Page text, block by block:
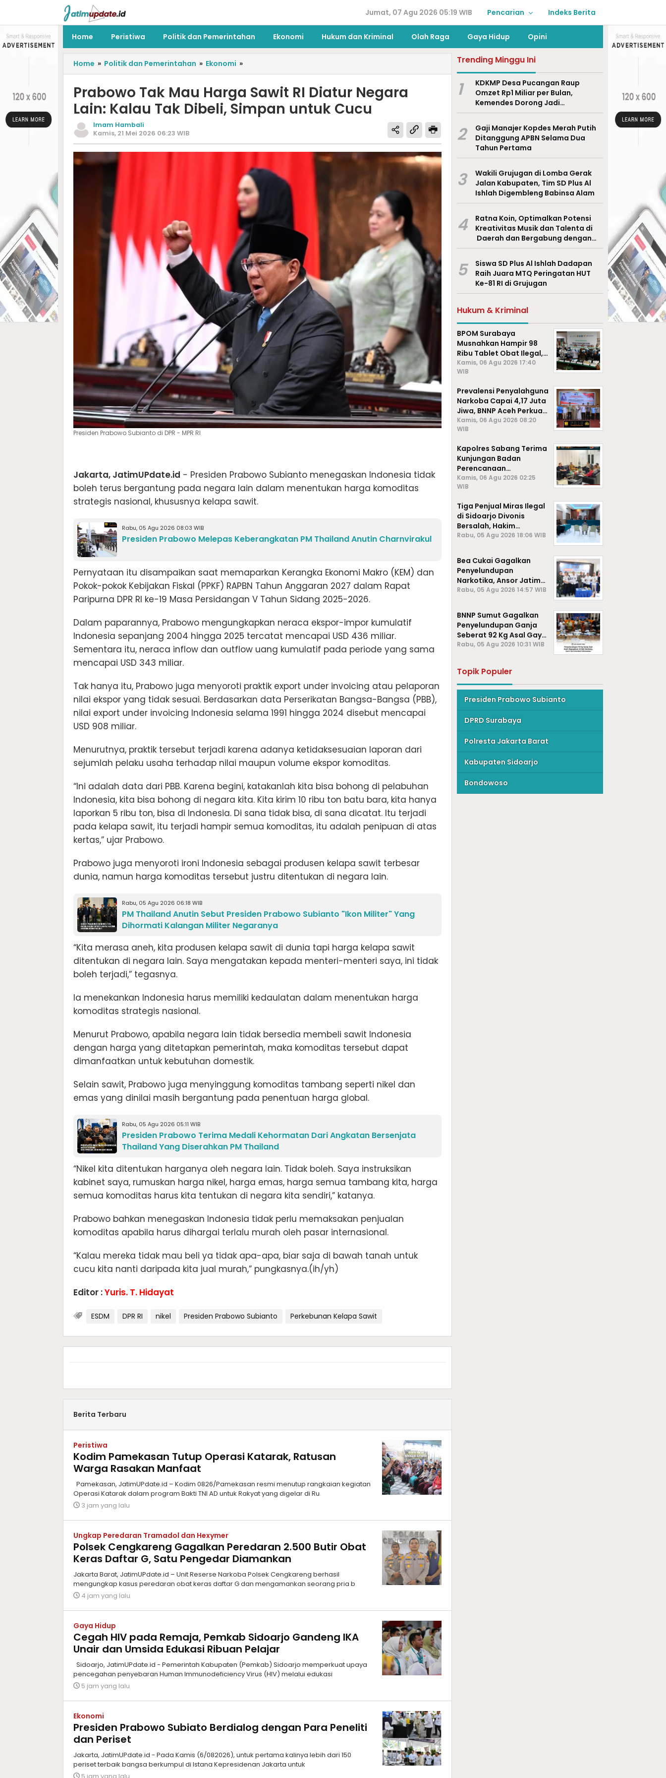
Jumat, 07 Agu 2026 05:19 WIB Pencarian Indeks Berita
Home Peristiwa Politik dan Pemerintahan Ekonomi Hukum dan Kriminal Olah Raga Gaya Hidup Opini
Home » Politik dan Pemerintahan » Ekonomi »
Prabowo Tak Mau Harga Sawit RI Diatur Negara
Lain: Kalau Tak Dibeli, Simpan untuk Cucu
Imam Hambali
Kamis, 21 Mei 2026 06:23 WIB
Presiden Prabowo Subianto di DPR - MPR RI
Jakarta, JatimUPdate.id - Presiden Prabowo Subianto menegaskan Indonesia tidak
boleh terus bergantung pada negara lain dalam menentukan harga komoditas
strategis nasional, khususnya kelapa sawit.
Rabu, 05 Agu 2026 08:03 WIB
Presiden Prabowo Melepas Keberangkatan PM Thailand Anutin Charnvirakul
Pernyataan itu disampaikan saat memaparkan Kerangka Ekonomi Makro (KEM) dan
Pokok-pokok Kebijakan Fiskal (PPKF) RAPBN Tahun Anggaran 2027 dalam Rapat
Paripurna DPR RI ke-19 Masa Persidangan V Tahun Sidang 2025-2026.
Dalam paparannya, Prabowo mengungkapkan neraca ekspor-impor kumulatif
Indonesia sepanjang 2004 hingga 2025 tercatat mencapai USD 436 miliar.
Sementara itu, neraca inflow dan outflow uang kumulatif pada periode yang sama
mencapai USD 343 miliar.
Tak hanya itu, Prabowo juga menyoroti praktik export under invoicing atau pelaporan
nilai ekspor yang tidak sesuai. Berdasarkan data Perserikatan Bangsa-Bangsa (PBB),
nilai export under invoicing Indonesia selama 1991 hingga 2024 disebut mencapai
USD 908 miliar.
Menurutnya, praktik tersebut terjadi karena adanya ketidaksesuaian laporan dari
sejumlah pelaku usaha terhadap nilai maupun volume ekspor komoditas.
“Ini adalah data dari PBB. Karena begini, katakanlah kita bisa bohong di pelabuhan
Indonesia, kita bisa bohong di negara kita. Kita kirim 10 ribu ton batu bara, kita hanya
laporkan 5 ribu ton, bisa di Indonesia. Di sana tidak bisa, di sana dicatat. Itu terjadi
pada kelapa sawit, itu terjadi hampir semua komoditas, itu adalah penipuan di atas
kertas,” ujar Prabowo.
Prabowo juga menyoroti ironi Indonesia sebagai produsen kelapa sawit terbesar
dunia, namun harga komoditas tersebut justru ditentukan di negara lain.
Rabu, 05 Agu 2026 06:18 WIB
PM Thailand Anutin Sebut Presiden Prabowo Subianto "Ikon Militer" Yang
Dihormati Kalangan Militer Negaranya
“Kita merasa aneh, kita produsen kelapa sawit di dunia tapi harga kelapa sawit
ditentukan di negara lain. Saya mengatakan kepada menteri-menteri saya, ini tidak
boleh terjadi,” tegasnya.
Ia menekankan Indonesia harus memiliki kedaulatan dalam menentukan harga
komoditas strategis nasional.
Menurut Prabowo, apabila negara lain tidak bersedia membeli sawit Indonesia
dengan harga yang ditetapkan pemerintah, maka komoditas tersebut dapat
dimanfaatkan untuk kebutuhan domestik.
Selain sawit, Prabowo juga menyinggung komoditas tambang seperti nikel dan
emas yang dinilai masih bergantung pada penentuan harga global.
Rabu, 05 Agu 2026 05:11 WIB
Presiden Prabowo Terima Medali Kehormatan Dari Angkatan Bersenjata
Thailand Yang Diserahkan PM Thailand
“Nikel kita ditentukan harganya oleh negara lain. Tidak boleh. Saya instruksikan
kabinet saya, rumuskan harga nikel, harga emas, harga semua tambang kita, harga
semua komoditas harus kita tentukan di negara kita sendiri,” katanya.
Prabowo bahkan menegaskan Indonesia tidak perlu memaksakan penjualan
komoditas apabila harus dihargai terlalu murah oleh pasar internasional.
“Kalau mereka tidak mau beli ya tidak apa-apa, biar saja di bawah tanah untuk
cucu kita nanti daripada kita jual murah,” pungkasnya.(ih/yh)
Editor :Yuris. T. Hidayat
ESDM DPR RI nikel Presiden Prabowo Subianto Perkebunan Kelapa Sawit
Berita Terbaru
Peristiwa
Kodim Pamekasan Tutup Operasi Katarak, Ratusan
Warga Rasakan Manfaat
Pamekasan, JatimUPdate.id – Kodim 0826/Pamekasan resmi menutup rangkaian kegiatan
Operasi Katarak dalam program Bakti TNI AD untuk Rakyat yang digelar di Ru
3 jam yang lalu
Ungkap Peredaran Tramadol dan Hexymer
Polsek Cengkareng Gagalkan Peredaran 2.500 Butir Obat
Keras Daftar G, Satu Pengedar Diamankan
Jakarta Barat, JatimUPdate.id – Unit Reserse Narkoba Polsek Cengkareng berhasil
mengungkap kasus peredaran obat keras daftar G dan mengamankan seorang pria b
4 jam yang lalu
Gaya Hidup
Cegah HIV pada Remaja, Pemkab Sidoarjo Gandeng IKA
Unair dan Umsida Edukasi Ribuan Pelajar
Sidoarjo, JatimUPdate.id - Pemerintah Kabupaten (Pemkab) Sidoarjo memperkuat upaya
pencegahan penyebaran Human Immunodeficiency Virus (HIV) melalui edukasi
5 jam yang lalu
Ekonomi
Presiden Prabowo Subiato Berdialog dengan Para Peneliti
dan Periset
Jakarta, JatimUPdate.id - Pada Kamis (6/082026), untuk pertama kalinya lebih dari 150
periset terbaik bangsa berkumpul di Istana Kepresidenan Jakarta untuk
Trending Minggu Ini
1
KDKMP Desa Pucangan Raup
Omzet Rp1 Miliar per Bulan,
Kemendes Dorong Jadi
Percontohan Nasional
2
Gaji Manajer Kopdes Merah Putih
Ditanggung APBN Selama Dua
Tahun Pertama
3
Wakili Grujugan di Lomba Gerak
Jalan Kabupaten, Tim SD Plus Al
Ishlah Digembleng Babinsa Alam
4
Ratna Koin, Optimalkan Potensi
Kreativitas Musik dan Talenta di
Daerah dan Bergabung dengan
Ekraf Pasuruan
5
Siswa SD Plus Al Ishlah Dadapan
Raih Juara MTQ Peringatan HUT
Ke-81 RI di Grujugan
Hukum & Kriminal
BPOM Surabaya
Musnahkan Hampir 98
Ribu Tablet Obat Ilegal,
Cegah Penyalahgunaan
di Kalangan Pelajar
Kamis, 06 Agu 2026 17:40
WIB
Prevalensi Penyalahguna
Narkoba Capai 4,17 Juta
Jiwa, BNNP Aceh Perkuat
P4GN di Subulussalam
Kamis, 06 Agu 2026 08:20
WIB
Kapolres Sabang Terima
Kunjungan Badan
Perencanaan
Pembangunan Daerah
(BAPPEDA) Kota Sabang,
Kamis, 06 Agu 2026 02:25
WIB
Tiga Penjual Miras Ilegal
di Sidoarjo Divonis
Bersalah, Hakim
Jatuhkan Denda hingga
Rabu, 05 Agu 2026 18:06 WIB
Bea Cukai Gagalkan
Penyelundupan
Narkotika, Ansor Jatim
Negara Tak Kalah dari
Rabu, 05 Agu 2026 14:57 WIB
BNNP Sumut Gagalkan
Penyelundupan Ganja
Seberat 92 Kg Asal Gayo
Lues, Aceh.
Rabu, 05 Agu 2026 10:31 WIB
Topik Populer
Presiden Prabowo Subianto
DPRD Surabaya
Polresta Jakarta Barat
Kabupaten Sidoarjo
Bondowoso